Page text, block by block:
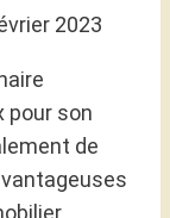
2023
pour son
de